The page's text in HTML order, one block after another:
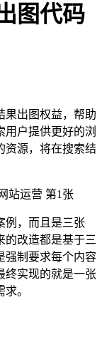
图代码
果出图权益，帮助
户提供更好的浏
资源，将在搜索结
例，而且是三张
的改造都是基于三
强制要求每个内容
终实现的就是一张
。